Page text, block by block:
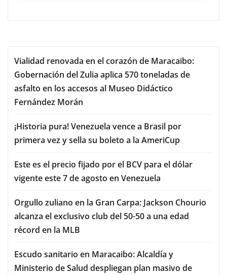
Vialidad renovada en el corazón de Maracaibo:
Gobernación del Zulia aplica 570 toneladas de
asfalto en los accesos al Museo Didáctico
Fernández Morán
¡Historia pura! Venezuela vence a Brasil por
primera vez y sella su boleto a la AmeriCup
Este es el precio fijado por el BCV para el dólar
vigente este 7 de agosto en Venezuela
Orgullo zuliano en la Gran Carpa: Jackson Chourio
alcanza el exclusivo club del 50-50 a una edad
récord en la MLB
Escudo sanitario en Maracaibo: Alcaldía y
Ministerio de Salud despliegan plan masivo de